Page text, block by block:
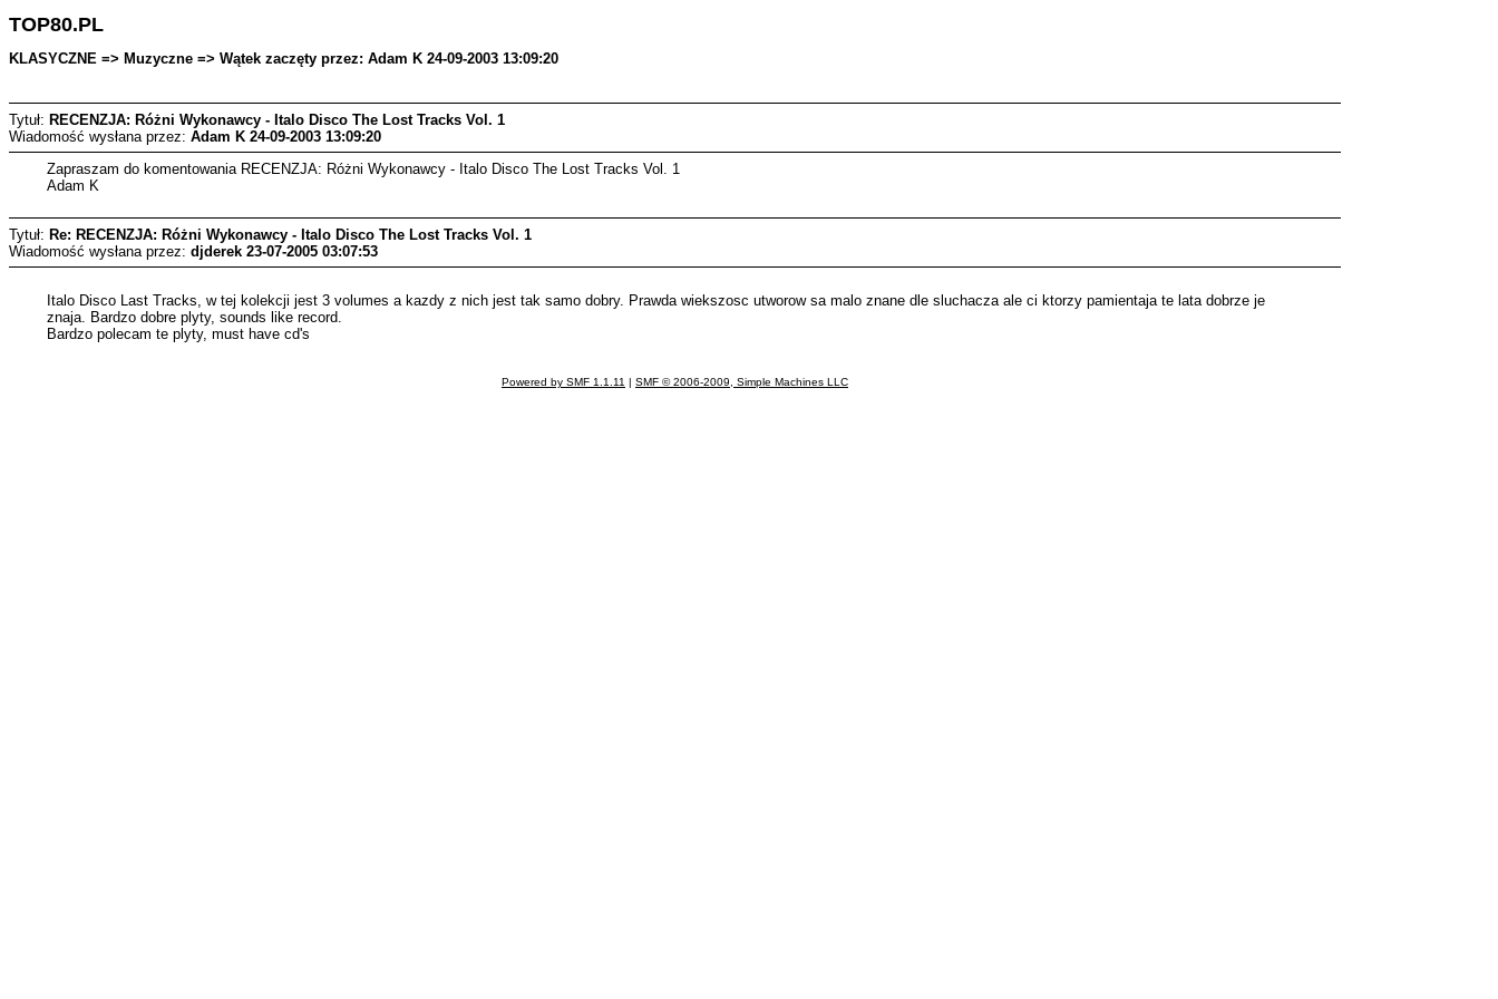
TOP80.PL
KLASYCZNE => Muzyczne => Wątek zaczęty przez: Adam K 24-09-2003 13:09:20
Tytuł: RECENZJA: Różni Wykonawcy - Italo Disco The Lost Tracks Vol. 1
Wiadomość wysłana przez: Adam K 24-09-2003 13:09:20
Zapraszam do komentowania RECENZJA: Różni Wykonawcy - Italo Disco The Lost Tracks Vol. 1
Adam K
Tytuł: Re: RECENZJA: Różni Wykonawcy - Italo Disco The Lost Tracks Vol. 1
Wiadomość wysłana przez: djderek 23-07-2005 03:07:53
Italo Disco Last Tracks, w tej kolekcji jest 3 volumes a kazdy z nich jest tak samo dobry. Prawda wiekszosc utworow sa malo znane dle sluchacza ale ci ktorzy pamientaja te lata dobrze je
znaja. Bardzo dobre plyty, sounds like record.
Bardzo polecam te plyty, must have cd's
Powered by SMF 1.1.11 | SMF © 2006-2009, Simple Machines LLC